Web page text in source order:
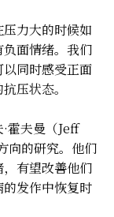
力大的时候如
面情绪。我们
同时感受正面
压状态。
霍夫曼（Jeff
向的研究。他们
有望改善他们
发作中恢复时